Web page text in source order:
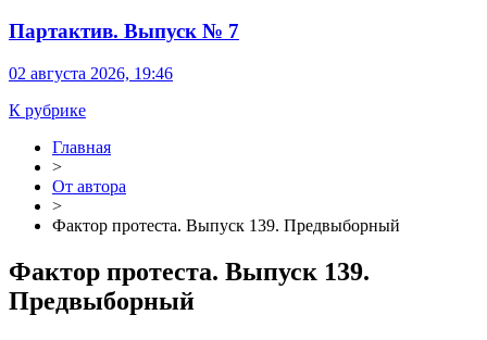
Партактив. Выпуск № 7
02 августа 2026, 19:46
К рубрике
Главная
>
От автора
>
​​Фактор протеста. Выпуск 139. Предвыборный
​​Фактор протеста. Выпуск 139.
Предвыборный